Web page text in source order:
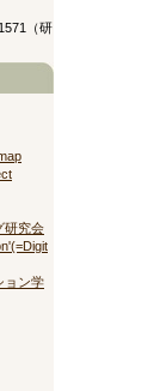
（研
研究会
ョン学